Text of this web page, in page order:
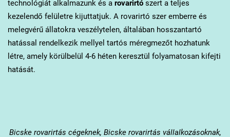
technológiát alkalmazunk és a rovarirtószert a teljes
kezelendő felületre kijuttatjuk. A rovarirtó szer emberre és
melegvérű állatokra veszélytelen, általában hosszantartó
hatással rendelkezik mellyel tartós méregmezőt hozhatunk
létre, amely körülbelül 4-6 héten keresztül folyamatosan kifejti
hatását.
Bicskerovarirtás cégeknek, Bicske rovarirtás vállalkozásoknak,